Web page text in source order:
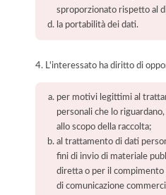
sproporzionato rispetto al
la portabilità dei dati.
4. L'interessato ha diritto di
per motivi legittimi al
personali che lo
allo scopo della raccolta;
al trattamento di dati
fini di invio di materiale
diretta o per il
di comunicazione